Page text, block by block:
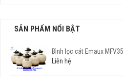
SẢN PHẨM NỔI BẬT
Bình lọc cát Emaux MFV35
Liên hệ